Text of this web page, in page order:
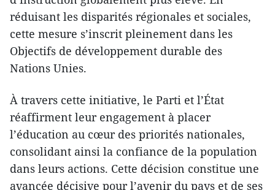
réduisant les disparités régionales et sociales,
cette mesure s’inscrit pleinement dans les
Objectifs de développement durable des
Nations Unies.
À travers cette initiative, le Parti et l’État
réaffirment leur engagement à placer
l’éducation au cœur des priorités nationales,
consolidant ainsi la confiance de la population
dans leurs actions. Cette décision constitue une
avancée décisive pour l’avenir du pays et de ses